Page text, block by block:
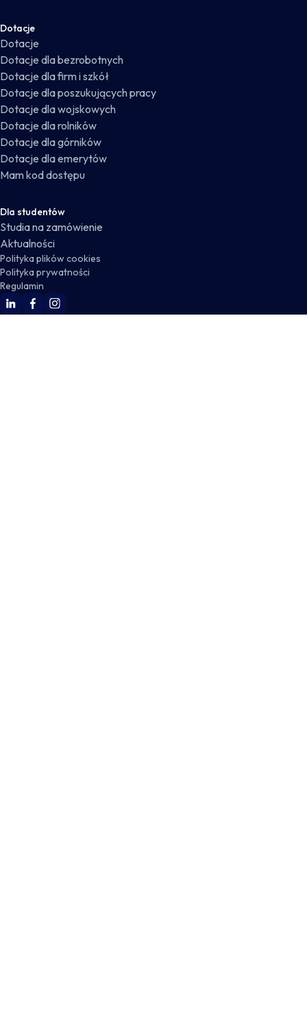
Dotacje
Dotacje
Dotacje dla bezrobotnych
Dotacje dla firm i szkół
Dotacje dla poszukujących pracy
Dotacje dla wojskowych
Dotacje dla rolników
Dotacje dla górników
Dotacje dla emerytów
Mam kod dostępu
Dla studentów
Studia na zamówienie
Aktualności
Polityka plików cookies
Polityka prywatności
Regulamin
WSKZ Linkedin
WSKZ Facebook
WSKZ Instagram